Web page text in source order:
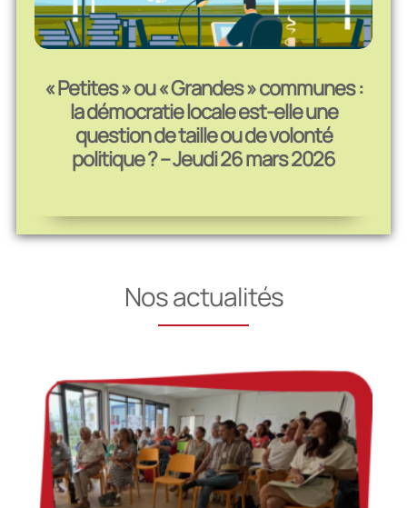
« Petites » ou « Grandes » communes :
la démocratie locale est-elle une
question de taille ou de volonté
politique ? – Jeudi 26 mars 2026
Nos actualités